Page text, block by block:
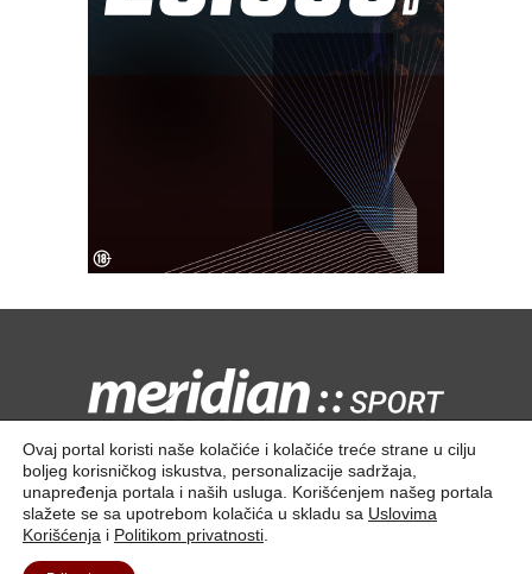
Kontaktirajte nas:redakcija@meridiansport.rs
Ovaj portal koristi naše kolačiće i kolačiće treće strane u cilju
boljeg korisničkog iskustva, personalizacije sadržaja,
unapređenja portala i naših usluga. Korišćenjem našeg portala
slažete se sa upotrebom kolačića u skladu sa Uslovima
Korišćenja i Politikom privatnosti